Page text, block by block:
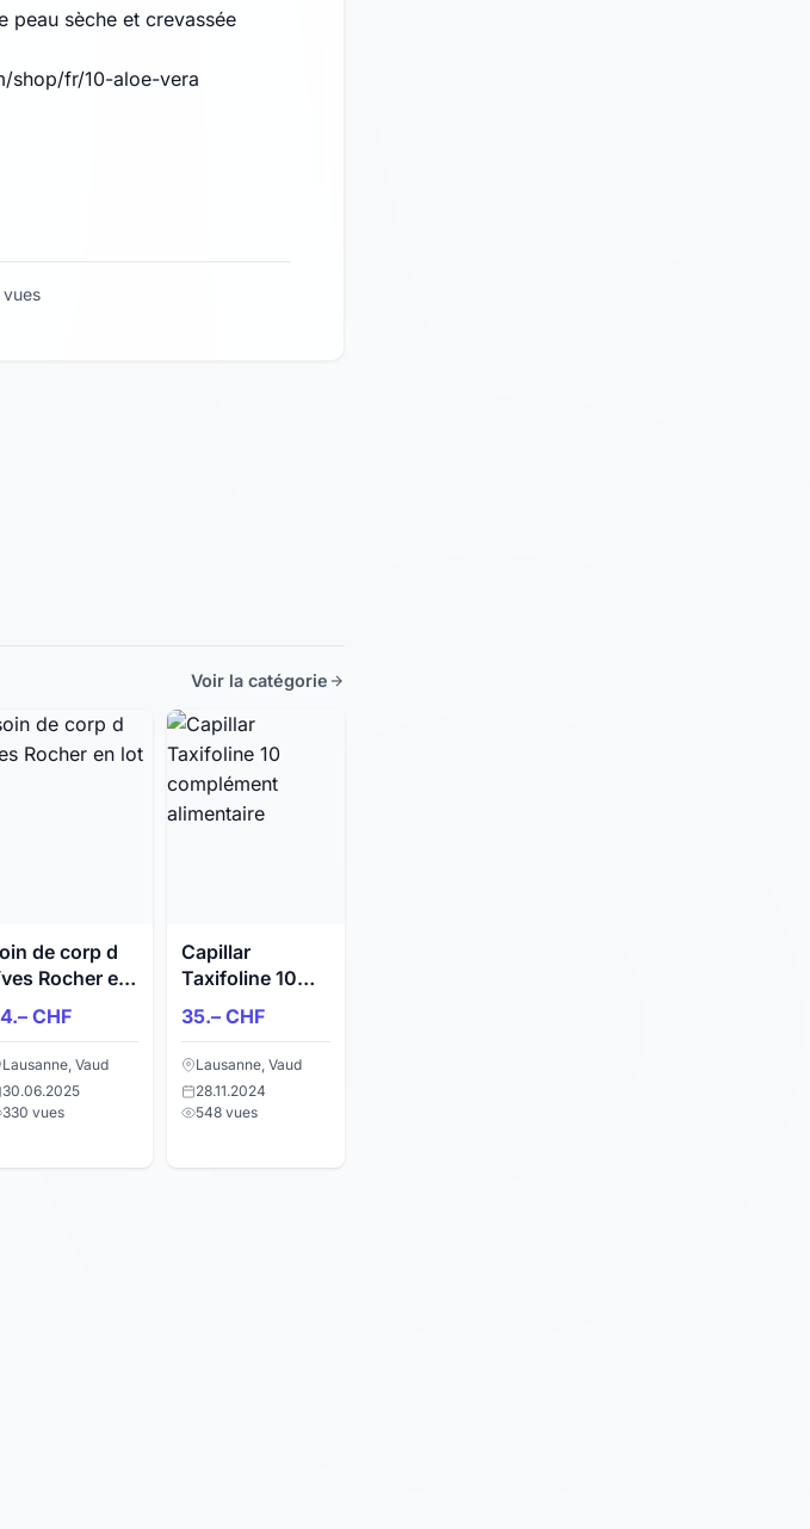
peau sèche et crevassée
shop/fr/10-aloe-vera
Voir la catégorie
de corp d
Rocher en
CHF
Lausanne, Vaud
30.06.2025
330 vues
Capillar
Taxifoline 10
complément
alimentaire
35.– CHF
Lausanne, Vaud
28.11.2024
548 vues